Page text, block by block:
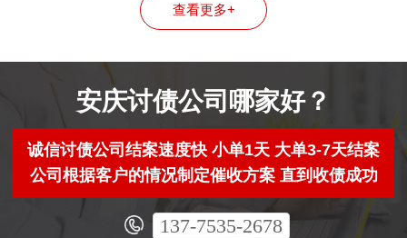
查看更多+
安庆讨债公司哪家好？
诚信讨债公司结案速度快 小单1天 大单3-7天结案
公司根据客户的情况制定催收方案 直到收债成功
137-7535-2678